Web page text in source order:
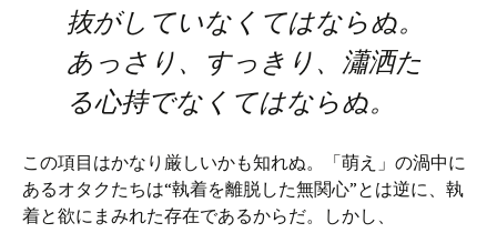
抜がしていなくてはならぬ。
あっさり、すっきり、瀟洒た
る心持でなくてはならぬ。
この項目はかなり厳しいかも知れぬ。「萌え」の渦中に
あるオタクたちは“執着を離脱した無関心”とは逆に、執
着と欲にまみれた存在であるからだ。しかし、